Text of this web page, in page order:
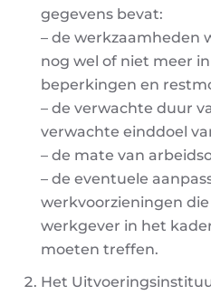
gegevens bevat:
– de werkzaamheden
nog wel of niet meer
beperkingen en
– de verwachte duur
verwachte einddoel
– de mate van
– de eventuele
werkvoorzieningen
werkgever in het
moeten treffen.
Het